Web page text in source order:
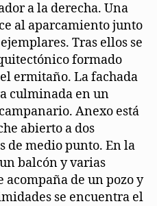
a la derecha. Una
al aparcamiento junto
Tras ellos se
formado
ermitaño. La fachada
culminada en un
Anexo está
abierto a dos
de medio punto. En la
balcón y varias
acompaña de un pozo y
se encuentra el